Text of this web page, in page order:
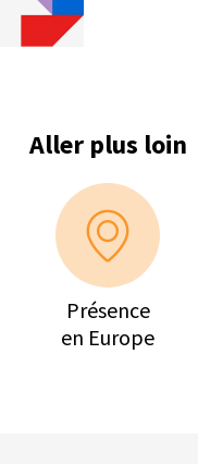
Aller plus loin
Présence
en Europe